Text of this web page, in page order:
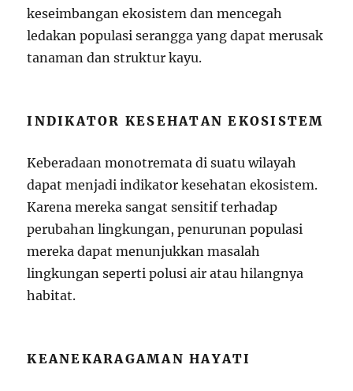
keseimbangan ekosistem dan mencegah
ledakan populasi serangga yang dapat merusak
tanaman dan struktur kayu.
INDIKATOR KESEHATAN EKOSISTEM
Keberadaan monotremata di suatu wilayah
dapat menjadi indikator kesehatan ekosistem.
Karena mereka sangat sensitif terhadap
perubahan lingkungan, penurunan populasi
mereka dapat menunjukkan masalah
lingkungan seperti polusi air atau hilangnya
habitat.
KEANEKARAGAMAN HAYATI